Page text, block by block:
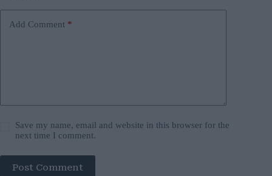
Add Comment *
Save my name, email and website in this browser for the
next time I comment.
Post Comment